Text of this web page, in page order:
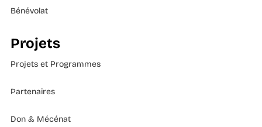
Bénévolat
Projets
Projets et Programmes
Partenaires
Don & Mécénat